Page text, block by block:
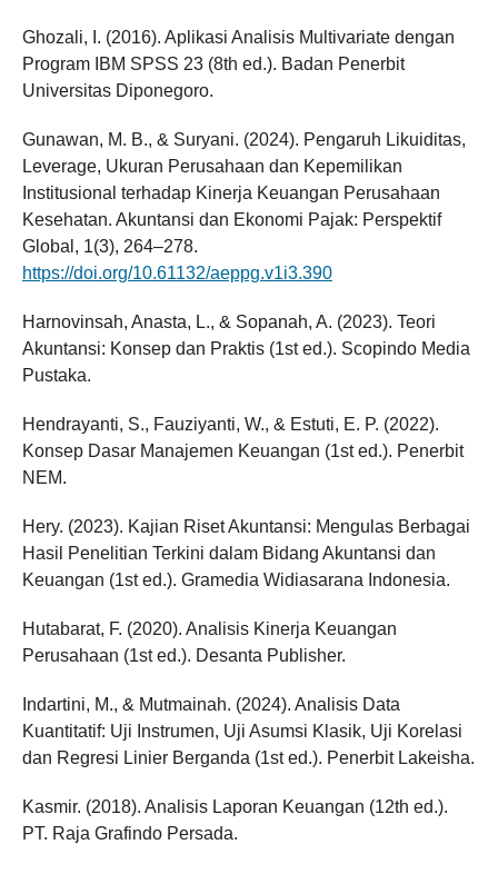
Ghozali, I. (2016). Aplikasi Analisis Multivariate dengan
Program IBM SPSS 23 (8th ed.). Badan Penerbit
Universitas Diponegoro.
Gunawan, M. B., & Suryani. (2024). Pengaruh Likuiditas,
Leverage, Ukuran Perusahaan dan Kepemilikan
Institusional terhadap Kinerja Keuangan Perusahaan
Kesehatan. Akuntansi dan Ekonomi Pajak: Perspektif
Global, 1(3), 264–278.
https://doi.org/10.61132/aeppg.v1i3.390
Harnovinsah, Anasta, L., & Sopanah, A. (2023). Teori
Akuntansi: Konsep dan Praktis (1st ed.). Scopindo Media
Pustaka.
Hendrayanti, S., Fauziyanti, W., & Estuti, E. P. (2022).
Konsep Dasar Manajemen Keuangan (1st ed.). Penerbit
NEM.
Hery. (2023). Kajian Riset Akuntansi: Mengulas Berbagai
Hasil Penelitian Terkini dalam Bidang Akuntansi dan
Keuangan (1st ed.). Gramedia Widiasarana Indonesia.
Hutabarat, F. (2020). Analisis Kinerja Keuangan
Perusahaan (1st ed.). Desanta Publisher.
Indartini, M., & Mutmainah. (2024). Analisis Data
Kuantitatif: Uji Instrumen, Uji Asumsi Klasik, Uji Korelasi
dan Regresi Linier Berganda (1st ed.). Penerbit Lakeisha.
Kasmir. (2018). Analisis Laporan Keuangan (12th ed.).
PT. Raja Grafindo Persada.